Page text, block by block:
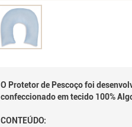
O Protetor de Pescoço foi
confeccionado em tecido 100%
CONTEÚDO: